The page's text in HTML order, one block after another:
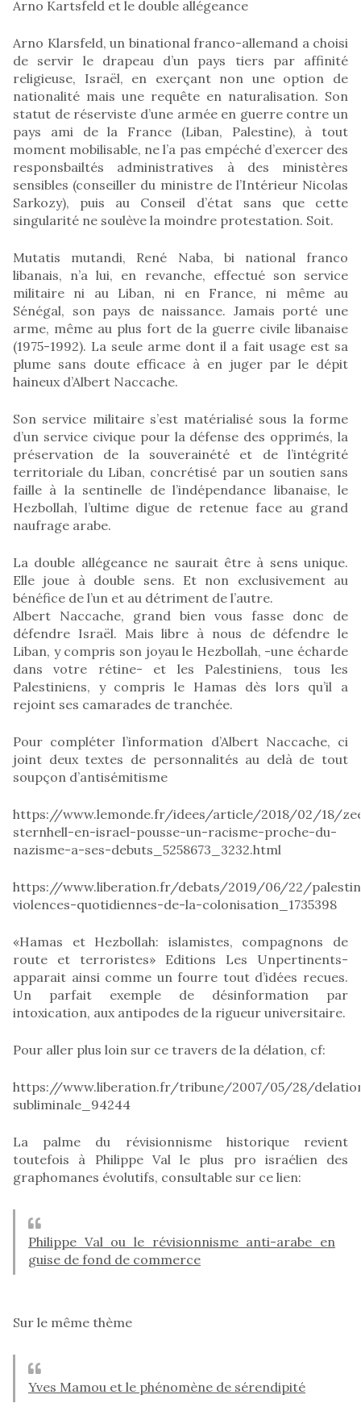
Arno Kartsfeld et le double allégeance
Arno Klarsfeld, un binational franco-allemand a choisi
de servir le drapeau d’un pays tiers par affinité
religieuse, Israël, en exerçant non une option de
nationalité mais une requête en naturalisation. Son
statut de réserviste d’une armée en guerre contre un
pays ami de la France (Liban, Palestine), à tout
moment mobilisable, ne l’a pas empéché d’exercer des
responsbailtés administratives à des ministères
sensibles (conseiller du ministre de l’Intérieur Nicolas
Sarkozy), puis au Conseil d’état sans que cette
singularité ne soulève la moindre protestation. Soit.
Mutatis mutandi, René Naba, bi national franco
libanais, n’a lui, en revanche, effectué son service
militaire ni au Liban, ni en France, ni même au
Sénégal, son pays de naissance. Jamais porté une
arme, même au plus fort de la guerre civile libanaise
(1975-1992). La seule arme dont il a fait usage est sa
plume sans doute efficace à en juger par le dépit
haineux d’Albert Naccache.
Son service militaire s’est matérialisé sous la forme
d’un service civique pour la défense des opprimés, la
préservation de la souverainété et de l’intégrité
territoriale du Liban, concrétisé par un soutien sans
faille à la sentinelle de l’indépendance libanaise, le
Hezbollah, l’ultime digue de retenue face au grand
naufrage arabe.
La double allégeance ne saurait être à sens unique.
Elle joue à double sens. Et non exclusivement au
bénéfice de l’un et au détriment de l’autre.
Albert Naccache, grand bien vous fasse donc de
défendre Israël. Mais libre à nous de défendre le
Liban, y compris son joyau le Hezbollah, -une écharde
dans votre rétine- et les Palestiniens, tous les
Palestiniens, y compris le Hamas dès lors qu’il a
rejoint ses camarades de tranchée.
Pour compléter l’information d’Albert Naccache, ci
joint deux textes de personnalités au delà de tout
soupçon d’antisémitisme
https://www.lemonde.fr/idees/article/2018/02/18/
sternhell-en-israel-pousse-un-racisme-proche-du-
nazisme-a-ses-debuts_5258673_3232.html
https://www.liberation.fr/debats/2019/06/22/
violences-quotidiennes-de-la-colonisation_1735398
«Hamas et Hezbollah: islamistes, compagnons de
route et terroristes» Editions Les Unpertinents-
apparait ainsi comme un fourre tout d’idées recues.
Un parfait exemple de désinformation par
intoxication, aux antipodes de la rigueur universitaire.
Pour aller plus loin sur ce travers de la délation, cf:
https://www.liberation.fr/tribune/2007/05/28/
subliminale_94244
La palme du révisionnisme historique revient
toutefois à Philippe Val le plus pro israélien des
graphomanes évolutifs, consultable sur ce lien:
Philippe Val ou le révisionnisme anti-arabe en
guise de fond de commerce
Sur le même thème
Yves Mamou et le phénomène de sérendipité